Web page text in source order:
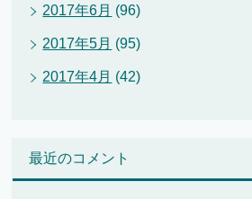
2017年6月 (96)
2017年5月 (95)
2017年4月 (42)
最近のコメント